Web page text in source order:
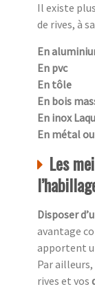
Il existe
de rives, à
En
En pvc
En tôle
En bois
En inox
En métal
Les
Disposer
avantage
apportent
Par
rives et vos